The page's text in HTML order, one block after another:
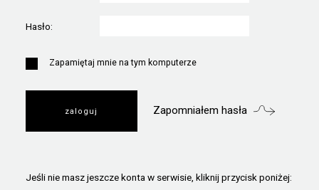
Hasło:
Zapamiętaj mnie na tym komputerze
Zapomniałem hasła
Jeśli nie masz jeszcze konta w serwisie, kliknij przycisk poniżej: